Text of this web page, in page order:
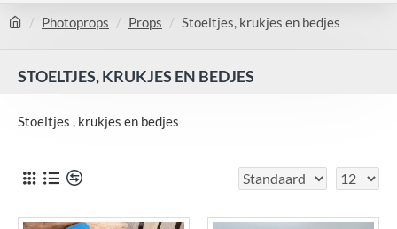
Photoprops Props Stoeltjes, krukjes en bedjes
STOELTJES, KRUKJES EN BEDJES
Stoeltjes , krukjes en bedjes